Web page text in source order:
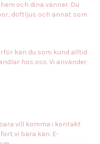
och dina vänner. Du
doftljus och annat som
kan du som kund alltid
hos oss. Vi använder
vill komma i kontakt
vi bara kan. E-